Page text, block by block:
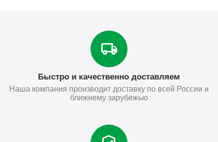
Быстро и качественно доставляем
Наша компания производит доставку по всей России и
ближнему зарубежью